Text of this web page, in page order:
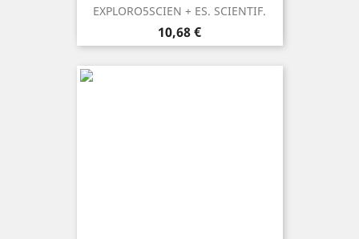
EXPLORO5SCIEN + ES. SCIENTIF.
Prezzo
10,68 €